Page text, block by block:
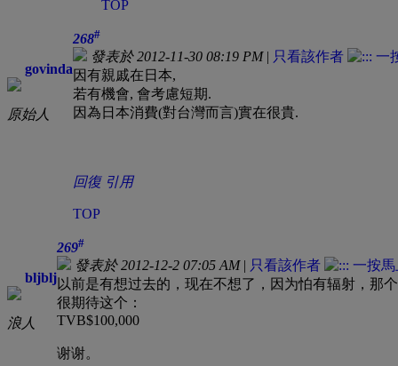
TOP
govinda
原始人
268#
發表於 2012-11-30 08:19 PM| 只看該作者
因有親戚在日本,
若有機會, 會考慮短期.
因為日本消費(對台灣而言)實在很貴.
回復 引用
TOP
bljblj
浪人
269#
發表於 2012-12-2 07:05 AM| 只看該作者
以前是有想过去的，现在不想了，因为怕有辐射，那
很期待这个：
TVB$100,000
谢谢。